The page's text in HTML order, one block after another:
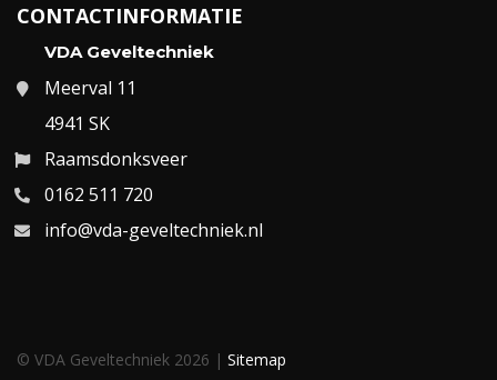
CONTACTINFORMATIE
VDA Geveltechniek
Meerval 11
4941 SK
Raamsdonksveer
0162 511 720
info@vda-geveltechniek.nl
© VDA Geveltechniek 2026 | Sitemap